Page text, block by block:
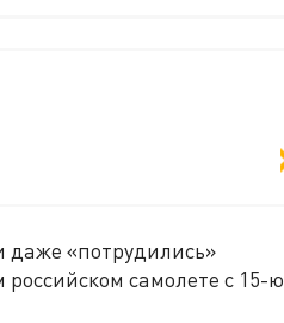
даже «потрудились»
самолете с 15-ю